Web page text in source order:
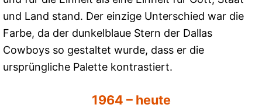
und Land stand. Der einzige Unterschied war die
Farbe, da der dunkelblaue Stern der Dallas
Cowboys so gestaltet wurde, dass er die
ursprüngliche Palette kontrastiert.
1964 – heute